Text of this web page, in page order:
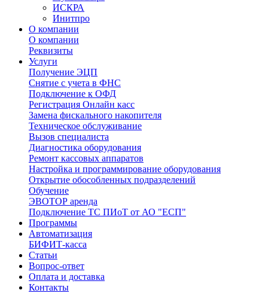
ИСКРА
Инитпро
О компании
О компании
Реквизиты
Услуги
Получение ЭЦП
Снятие с учета в ФНС
Подключение к ОФД
Регистрация Онлайн касс
Замена фискального накопителя
Техническое обслуживание
Вызов специалиста
Диагностика оборудования
Ремонт кассовых аппаратов
Настройка и программирование оборудования
Открытие обособленных подразделений
Обучение
ЭВОТОР аренда
Подключение ТС ПИоТ от АО "ЕСП"
Программы
Автоматизация
БИФИТ-касса
Статьи
Вопрос-ответ
Оплата и доставка
Контакты